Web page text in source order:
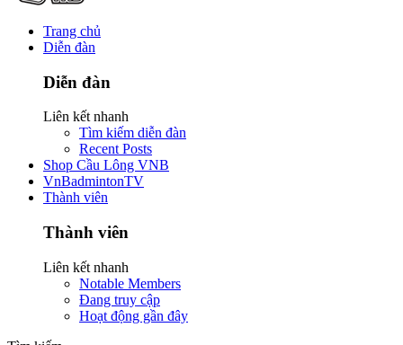
Trang chủ
Diễn đàn
Diễn đàn
Liên kết nhanh
Tìm kiếm diễn đàn
Recent Posts
Shop Cầu Lông VNB
VnBadmintonTV
Thành viên
Thành viên
Liên kết nhanh
Notable Members
Đang truy cập
Hoạt động gần đây